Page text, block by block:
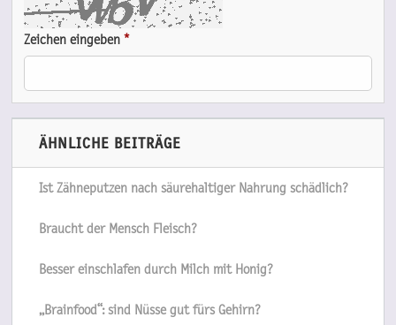
Zeichen eingeben*
ÄHNLICHE BEITRÄGE
Ist Zähneputzen nach säurehaltiger Nahrung schädlich?
Braucht der Mensch Fleisch?
Besser einschlafen durch Milch mit Honig?
„Brainfood“: sind Nüsse gut fürs Gehirn?